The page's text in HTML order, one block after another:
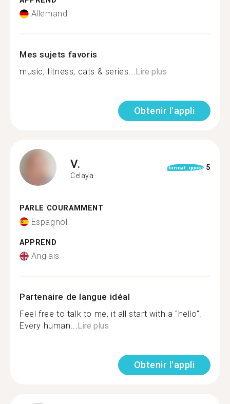
Allemand
Mes sujets favoris
music, fitness, cats & series...Lire plus
Obtenir l'appli
V.
Celaya
format_quote 5
PARLE COURAMMENT
Espagnol
APPREND
Anglais
Partenaire de langue idéal
Feel free to talk to me, it all start with a "hello".
Every human...Lire plus
Obtenir l'appli